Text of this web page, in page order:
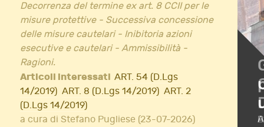
Decorrenza del termine ex art. 8 CCII per le
misure protettive - Successiva concessione
delle misure cautelari - Inibitoria azioni
esecutive e cautelari - Ammissibilità -
Ragioni.
Articoli interessati ART. 54 (D.Lgs
14/2019) ART. 8 (D.Lgs 14/2019) ART. 2
(D.Lgs 14/2019)
a cura di Stefano Pugliese (23-07-2026)
Iscriviti!
di InsolvenzFest